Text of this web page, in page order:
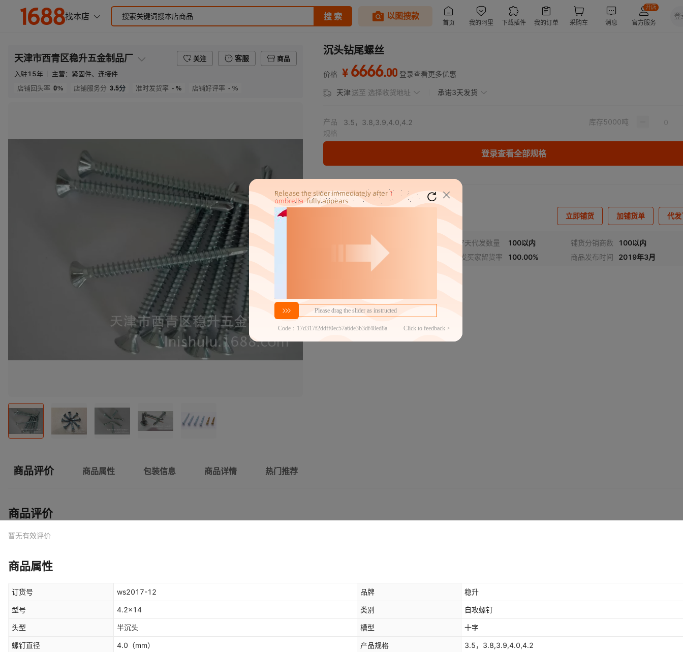
天津市西青区稳升五金制品厂 关注 客服
商品
入驻15年 主营： 紧固件、连接件
店铺回头率 0% 店铺服务分 3.5分 准时发货率 - % 店铺好评率 - %
沉头钻尾螺丝
价格 ¥ 6666.00 登录查看更多优惠
天津送至 选择收货地址 承诺3天发货
产品
规格
3.5，3.8,3.9,4.0,4.2 库存5000吨
登录查看全部规格
分销代发
立即铺货 加铺货单 代
近30天代发数量 近7天代发数量 100以内 铺货分销商数
100以内
代发买家留货率 100.00% 商品发布时间 2019年3月
商品评价 商品属性 包装信息 商品详情 热门推荐
商品评价
暂无有效评价
商品属性
订货号 ws2017-12 品牌 稳升
型号 4.2x14 类别 自攻螺钉
头型 半沉头 槽型 十字
螺钉直径 4.0 （mm） 产品规格 3.5，3.8,3.9,4.0,4.2